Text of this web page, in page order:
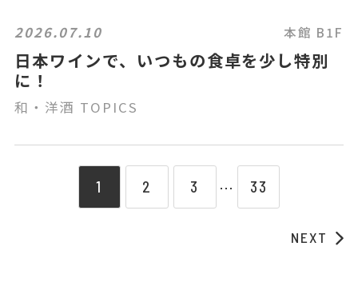
2026.07.10 本館 B1F
日本ワインで、いつもの食卓を少し特別
に！
和・洋酒 TOPICS
1 2 3 ⋯ 33
NEXT